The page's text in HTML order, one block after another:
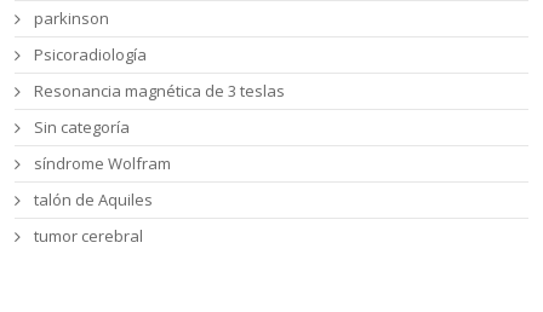
parkinson
Psicoradiología
Resonancia magnética de 3 teslas
Sin categoría
síndrome Wolfram
talón de Aquiles
tumor cerebral